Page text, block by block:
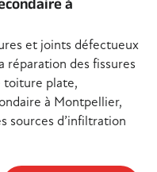
et joints défectueux
réparation des fissures
toiture plate,
à Montpellier,
sources d’infiltration